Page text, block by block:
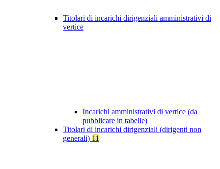
Titolari di incarichi dirigenziali amministrativi di
vertice
Incarichi amministrativi di vertice (da
pubblicare in tabelle)
Titolari di incarichi dirigenziali (dirigenti non
generali) 11